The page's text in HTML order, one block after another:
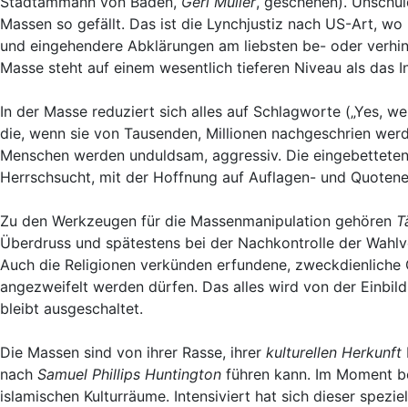
Massen so gefällt. Das ist die Lynchjustiz nach US-Art,
und eingehendere Abklärungen am liebsten be- oder
Masse steht auf einem wesentlich tieferen Niveau als das
In der Masse reduziert sich alles auf Schlagworte („Yes,
die, wenn sie von Tausenden, Millionen nachgeschrien
Menschen werden unduldsam, aggressiv. Die
Herrschsucht, mit der Hoffnung auf Auflagen- und
Zu den Werkzeugen für die Massenmanipulation gehören
Überdruss und spätestens bei der Nachkontrolle der
Auch die Religionen verkünden erfundene,
angezweifelt werden dürfen. Das alles wird von der
bleibt ausgeschaltet.
Die Massen sind von ihrer Rasse, ihrer kulturellen Herkunft
nach Samuel Phillips Huntington führen kann. Im Moment
islamischen Kulturräume. Intensiviert hat sich dieser